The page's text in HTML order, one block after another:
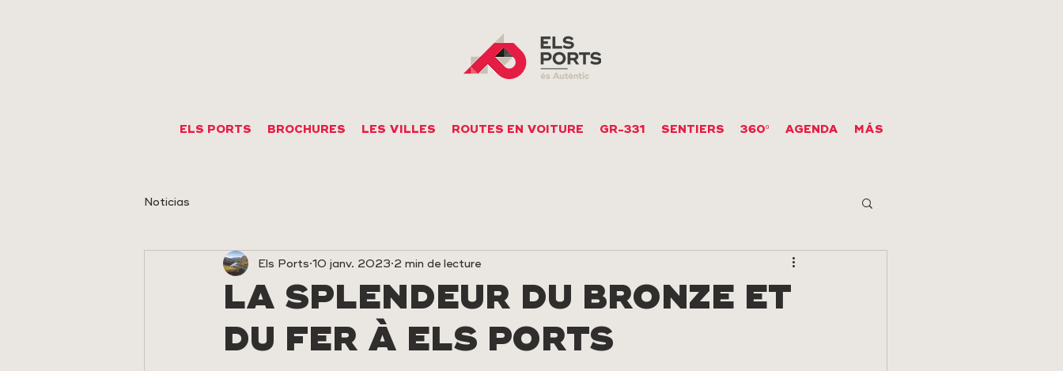
ELS PORTS BROCHURES LES VILLES ROUTES EN VOITURE GR-331 SENTIERS 360º AGENDA MÁS
Noticias
LA SPLENDEUR DU BRONZE ET
DU FER À ELS PORTS
Els Ports 10 janv. 2023 2 min de lecture